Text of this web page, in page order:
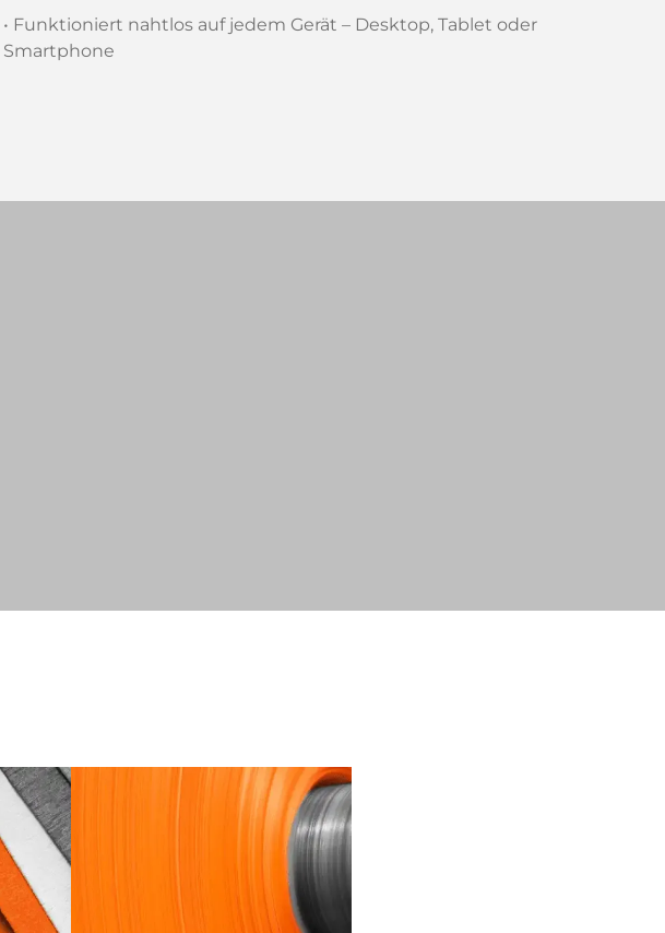
• Funktioniert nahtlos auf jedem Gerät – Desktop, Tablet oder
Smartphone